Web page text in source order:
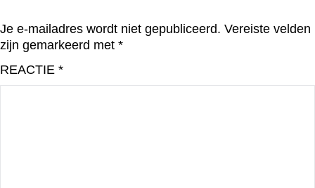
Je e-mailadres wordt niet gepubliceerd. Vereiste velden
zijn gemarkeerd met *
REACTIE *